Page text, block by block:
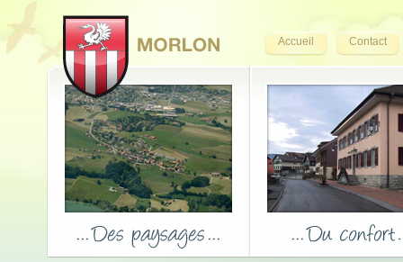
Accueil Contact